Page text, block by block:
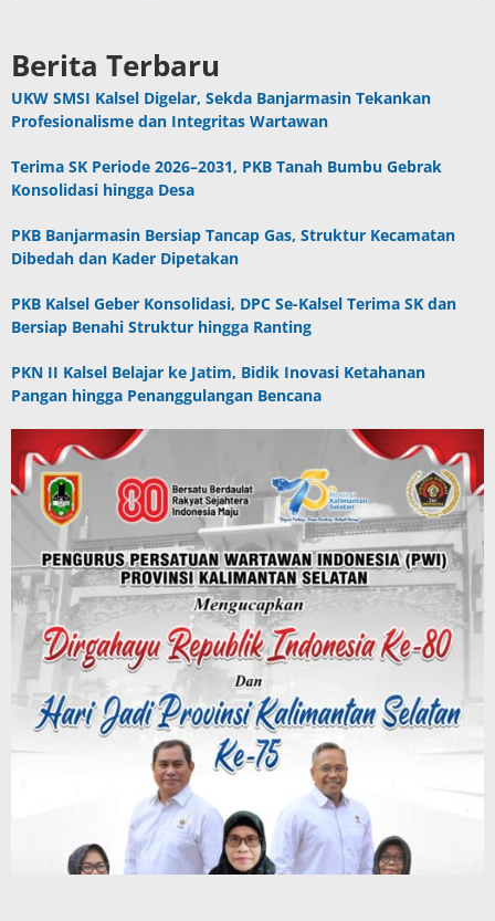
Berita Terbaru
UKW SMSI Kalsel Digelar, Sekda Banjarmasin Tekankan
Profesionalisme dan Integritas Wartawan
Terima SK Periode 2026–2031, PKB Tanah Bumbu Gebrak
Konsolidasi hingga Desa
PKB Banjarmasin Bersiap Tancap Gas, Struktur Kecamatan
Dibedah dan Kader Dipetakan
PKB Kalsel Geber Konsolidasi, DPC Se-Kalsel Terima SK dan
Bersiap Benahi Struktur hingga Ranting
PKN II Kalsel Belajar ke Jatim, Bidik Inovasi Ketahanan
Pangan hingga Penanggulangan Bencana